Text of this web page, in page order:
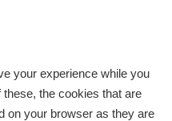
your experience while you
the cookies that are
on your browser as they are